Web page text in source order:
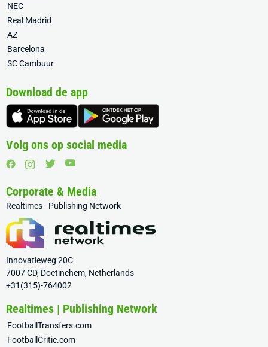
NEC
Real Madrid
AZ
Barcelona
SC Cambuur
Download de app
Volg ons op social media
Corporate & Media
Realtimes - Publishing Network
Innovatieweg 20C
7007 CD, Doetinchem, Netherlands
+31(315)-764002
Realtimes | Publishing Network
FootballTransfers.com
FootballCritic.com